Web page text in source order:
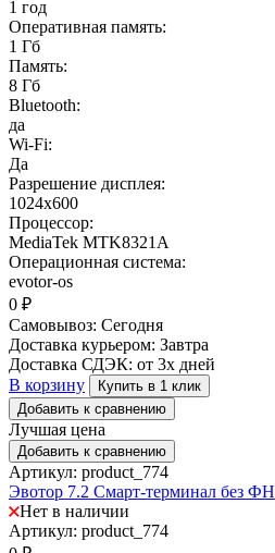
1 год
Оперативная память:
1 Гб
Память:
8 Гб
Bluetooth:
да
Wi-Fi:
Да
Разрешение дисплея:
1024х600
Процессор:
MediaTek MTK8321A
Операционная система:
evotor-os
0 ₽
Самовывоз: Сегодня
Доставка курьером: Завтра
Доставка СДЭК: от 3х дней
В корзину
Купить в 1 клик
Добавить к сравнению
Лучшая цена
Добавить к сравнению
Артикул: product_774
Эвотор 7.2 Смарт-терминал без ФН
Нет в наличии
Артикул: product_774